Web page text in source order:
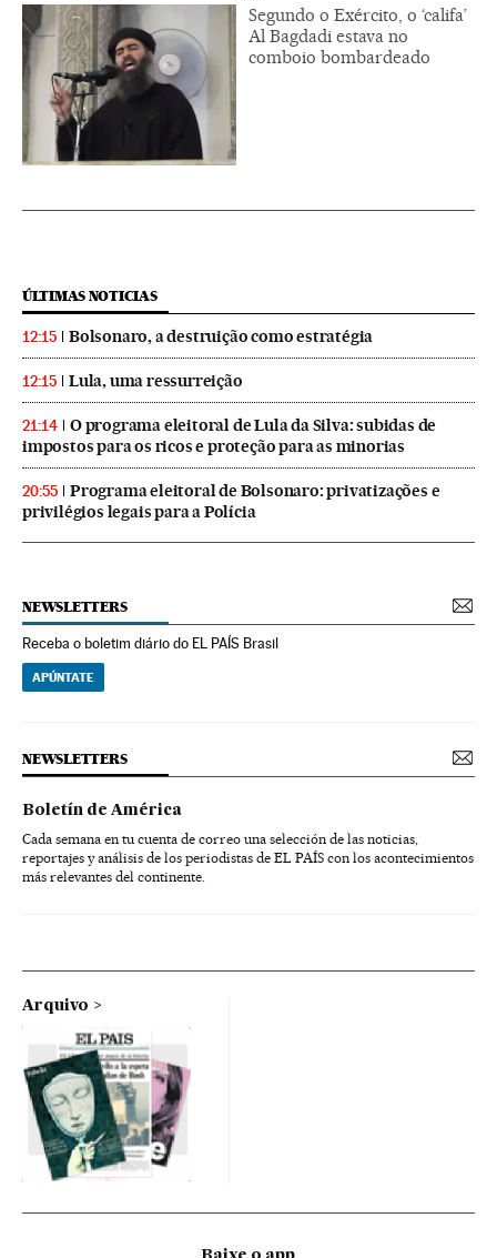
Segundo o Exército, o ‘califa’
Al Bagdadi estava no
comboio bombardeado
ÚLTIMAS NOTICIAS
12:15 Bolsonaro, a destruição como estratégia
12:15 Lula, uma ressurreição
21:14
O programa eleitoral de Lula da Silva: subidas de
impostos para os ricos e proteção para as minorias
20:55
Programa eleitoral de Bolsonaro: privatizações e
privilégios legais para a Polícia
NEWSLETTERS
Receba o boletim diário do EL PAÍS Brasil
APÚNTATE
NEWSLETTERS
Boletín de América
Cada semana en tu cuenta de correo una selección de las noticias,
reportajes y análisis de los periodistas de EL PAÍS con los acontecimientos
más relevantes del continente.
Arquivo